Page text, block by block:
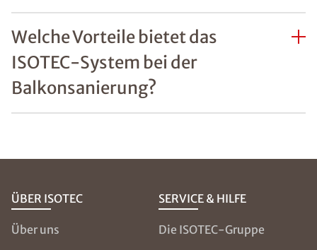
Welche Vorteile bietet das
ISOTEC-System bei der
Balkonsanierung?
ÜBER ISOTEC
Über uns
SERVICE & HILFE
Die ISOTEC-Gruppe